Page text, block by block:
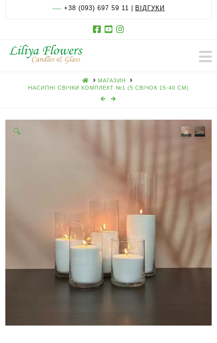
+38 (093) 697 59 11 | ВІДГУКИ
HOMEМАГАЗИН
НАСИПНІ СВІЧКИ КОМПЛЕКТ №1 (5 СВІЧОК 15-40 СМ)
🔍